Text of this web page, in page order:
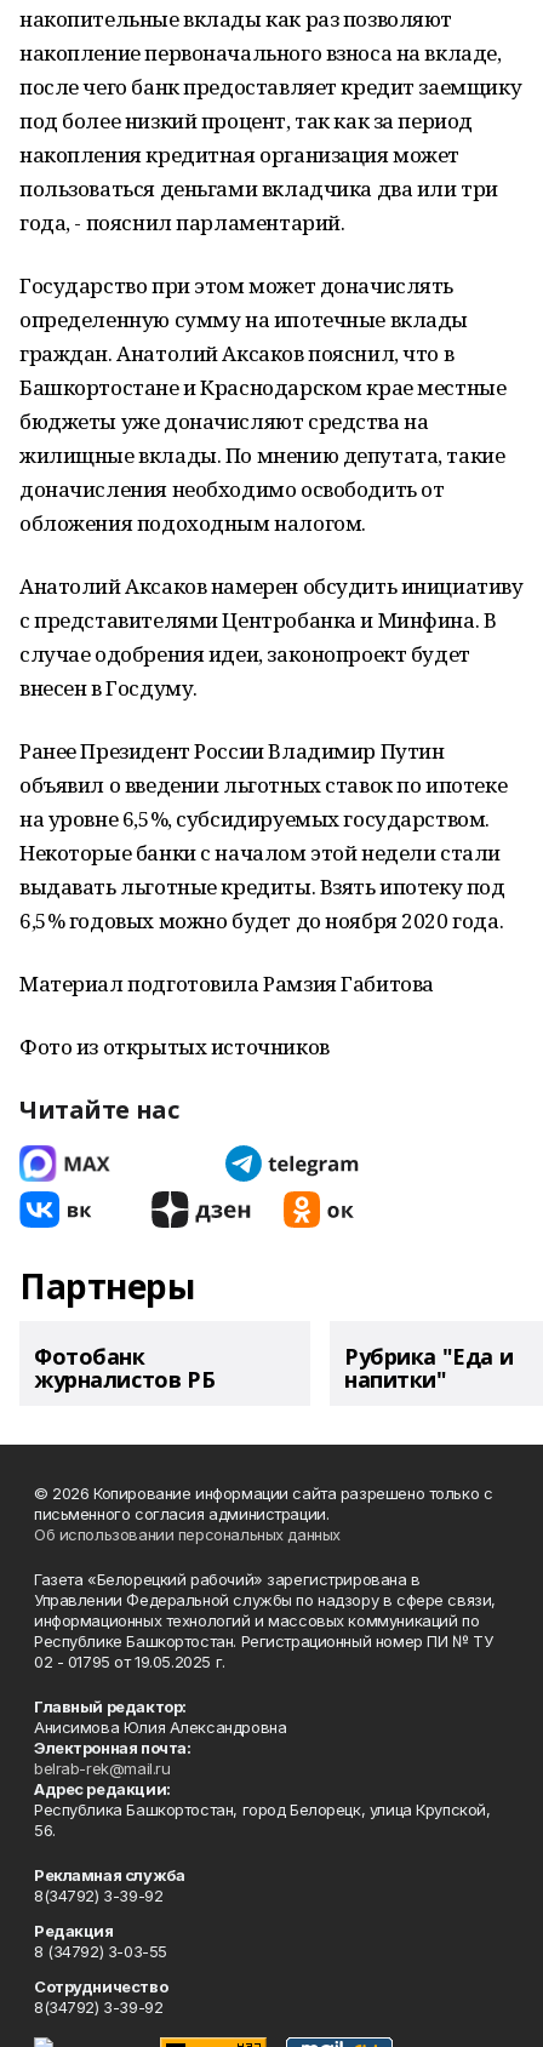
накопительные вклады как раз позволяют
накопление первоначального взноса на вкладе,
после чего банк предоставляет кредит заемщику
под более низкий процент, так как за период
накопления кредитная организация может
пользоваться деньгами вкладчика два или три
года, - пояснил парламентарий.
Государство при этом может доначислять
определенную сумму на ипотечные вклады
граждан. Анатолий Аксаков пояснил, что в
Башкортостане и Краснодарском крае местные
бюджеты уже доначисляют средства на
жилищные вклады. По мнению депутата, такие
доначисления необходимо освободить от
обложения подоходным налогом.
Анатолий Аксаков намерен обсудить инициативу
с представителями Центробанка и Минфина. В
случае одобрения идеи, законопроект будет
внесен в Госдуму.
Ранее Президент России Владимир Путин
объявил о введении льготных ставок по ипотеке
на уровне 6,5%, субсидируемых государством.
Некоторые банки с началом этой недели стали
выдавать льготные кредиты. Взять ипотеку под
6,5% годовых можно будет до ноября 2020 года.
Материал подготовила Рамзия Габитова
Фото из открытых источников
Читайте нас
Партнеры
Фотобанк
журналистов РБ
Рубрика "Еда и
напитки"
© 2026 Копирование информации сайта разрешено только с
письменного согласия администрации.
Об использовании персональных данных
Газета «Белорецкий рабочий» зарегистрирована в
Управлении Федеральной службы по надзору в сфере связи,
информационных технологий и массовых коммуникаций по
Республике Башкортостан. Регистрационный номер ПИ № ТУ
02 - 01795 от 19.05.2025 г.
Главный редактор:
Анисимова Юлия Александровна
Электронная почта:
belrab-rek@mail.ru
Адрес редакции:
Республика Башкортостан, город Белорецк, улица Крупской,
56.
Рекламная служба
8(34792) 3-39-92
Редакция
8 (34792) 3-03-55
Сотрудничество
8(34792) 3-39-92